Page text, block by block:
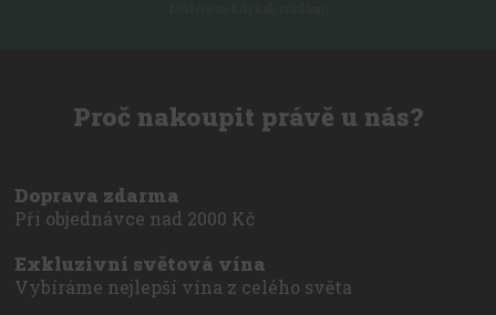
Proč nakoupit právě u nás?
Doprava zdarma
Při objednávce nad 2000 Kč
Exkluzivní světová vína
Vybíráme nejlepší vína z celého světa